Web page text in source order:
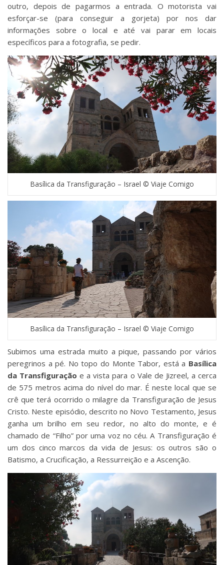
outro, depois de pagarmos a entrada. O motorista vai
esforçar-se (para conseguir a gorjeta) por nos dar
informações sobre o local e até vai parar em locais
específicos para a fotografia, se pedir.
Basílica da Transfiguração – Israel © Viaje Comigo
Basílica da Transfiguração – Israel © Viaje Comigo
Subimos uma estrada muito a pique, passando por vários
peregrinos a pé. No topo do Monte Tabor, está a Basílica
da Transfiguração e a vista para o Vale de Jizreel, a cerca
de 575 metros acima do nível do mar. É neste local que se
crê que terá ocorrido o milagre da Transfiguração de Jesus
Cristo. Neste episódio, descrito no Novo Testamento, Jesus
ganha um brilho em seu redor, no alto do monte, e é
chamado de “Filho” por uma voz no céu. A Transfiguração é
um dos cinco marcos da vida de Jesus: os outros são o
Batismo, a Crucificação, a Ressurreição e a Ascenção.